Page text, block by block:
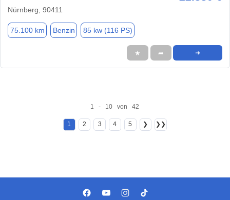
Nürnberg, 90411
75.100 km Benzin 85 kw (116 PS)
★ ➦ ➜
1 - 10 von 42
1 2 3 4 5 ❯ ❯❯